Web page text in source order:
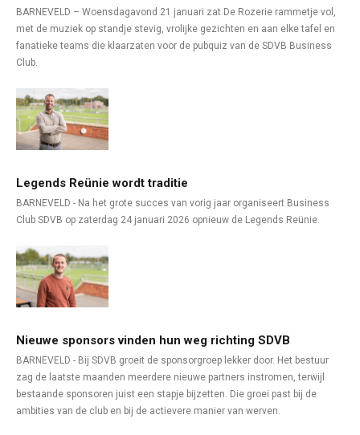
BARNEVELD – Woensdagavond 21 januari zat De Rozerie rammetje vol,
met de muziek op standje stevig, vrolijke gezichten en aan elke tafel en
fanatieke teams die klaarzaten voor de pubquiz van de SDVB Business
Club.
Legends Reünie wordt traditie
BARNEVELD - Na het grote succes van vorig jaar organiseert Business
Club SDVB op zaterdag 24 januari 2026 opnieuw de Legends Reünie.
Nieuwe sponsors vinden hun weg richting SDVB
BARNEVELD - Bij SDVB groeit de sponsorgroep lekker door. Het bestuur
zag de laatste maanden meerdere nieuwe partners instromen, terwijl
bestaande sponsoren juist een stapje bijzetten. Die groei past bij de
ambities van de club en bij de actievere manier van werven.